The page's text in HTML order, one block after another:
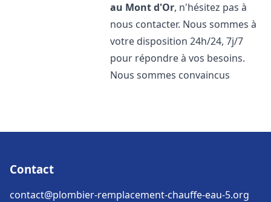
au Mont d'Or, n'hésitez pas à
nous contacter. Nous sommes à
votre disposition 24h/24, 7j/7
pour répondre à vos besoins.
Nous sommes convaincus
Contact
contact@plombier-remplacement-chauffe-eau-5.org